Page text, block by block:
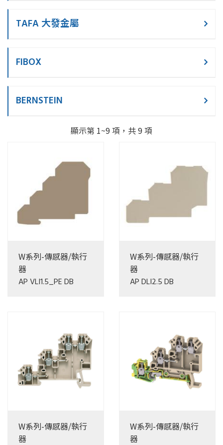
顯示第 1~9 項，共 9 項
W系列-傳感器/執行
器
AP VLI1.5_PE DB
W系列-傳感器/執行
器
AP DLI2.5 DB
W系列-傳感器/執行
器
W系列-傳感器/執行
器
TAFA 大發金屬
FIBOX
BERNSTEIN